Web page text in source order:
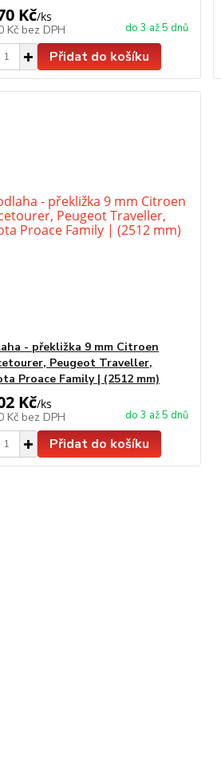
Kč/ks
Kč bez DPH do 3 až 5 dnů
Přidat do košíku
- překližka 9 mm Citroen
Peugeot Traveller,
Proace Family | (2512 mm)
Kč/ks
Kč bez DPH do 3 až 5 dnů
Přidat do košíku